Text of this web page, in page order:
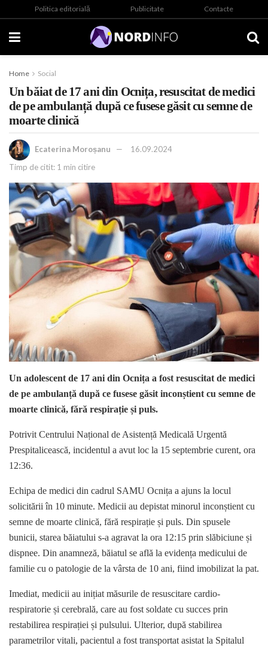
Politica editorială Publicitate Contacte
Home Social
Un băiat de 17 ani din Ocnița, resuscitat de medici
de pe ambulanță după ce fusese găsit cu semne de
moarte clinică
Ecaterina Moroșanu
16.09.2024
Timp de citit: 1 min citire
Un adolescent de 17 ani din Ocnița a fost resuscitat de medici
de pe ambulanță după ce fusese găsit inconștient cu semne de
moarte clinică, fără respirație și puls.
Potrivit Centrului Național de Asistență Medicală Urgentă
Prespitalicească, incidentul a avut loc la 15 septembrie curent, ora
12:36.
Echipa de medici din cadrul SAMU Ocnița a ajuns la locul
solicitării în 10 minute. Medicii au depistat minorul inconștient cu
semne de moarte clinică, fără respirație și puls. Din spusele
bunicii, starea băiatului s-a agravat la ora 12:15 prin slăbiciune și
dispnee. Din anamneză, băiatul se află la evidența medicului de
familie cu o patologie de la vârsta de 10 ani, fiind imobilizat la pat.
Imediat, medicii au inițiat măsurile de resuscitare cardio-
respiratorie și cerebrală, care au fost soldate cu succes prin
restabilirea respirației și pulsului. Ulterior, după stabilirea
parametrilor vitali, pacientul a fost transportat asistat la Spitalul